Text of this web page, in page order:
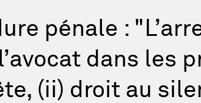
pénale :
dans les
(ii) droit au